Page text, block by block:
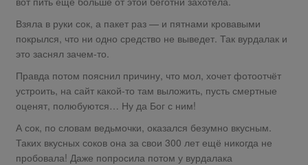
Взяла в руки сок, а пакет раз — и пятнами кровавыми
покрылся, что ни одно средство не выведет. ​Так вурдалак и
это заснял зачем-то.
Правда потом пояснил причину, что мол, хочет фотоотчёт
устроить, на сайт какой-то там выложить, пусть смертные
оценят, полюбуются… Ну да Бог с ним!
А сок, по словам ведьмочки, оказался безумно вкусным.
Таких вкусных соков она за свои 300 лет ещё никогда не
пробовала! Даже попросила потом у вурдалака